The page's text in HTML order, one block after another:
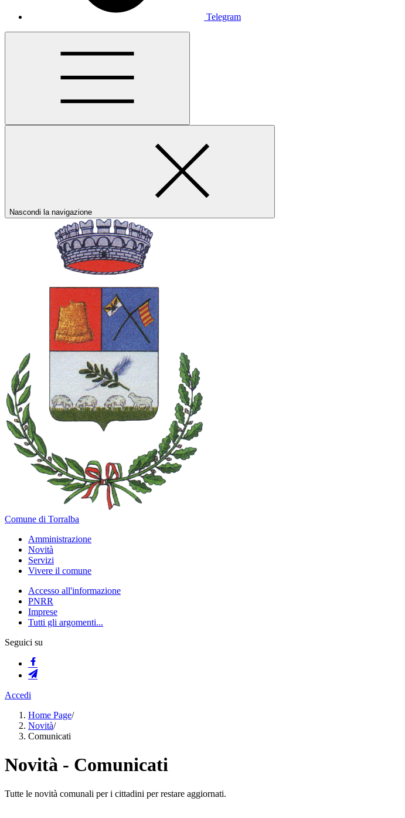
Telegram
Nascondi la navigazione
Comune di Torralba
Amministrazione
Novità
Servizi
Vivere il comune
Accesso all'informazione
PNRR
Imprese
Tutti gli argomenti...
Seguici su
Accedi
Home Page/
Novità/
Comunicati
Novità - Comunicati
Tutte le novità comunali per i cittadini per restare aggiornati.